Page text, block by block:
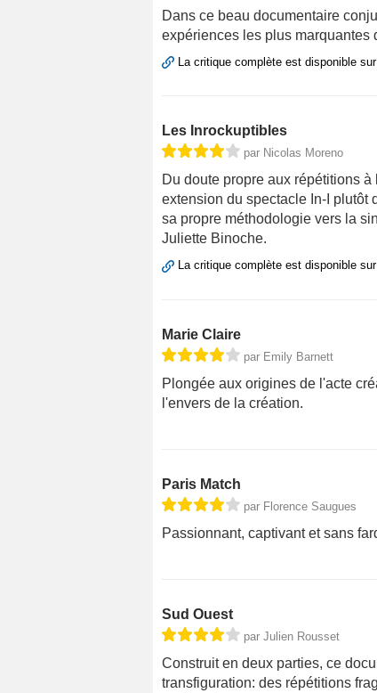
Dans ce beau documentaire
expériences les plus marquantes
La critique complète est disponible
Les Inrockuptibles
par Nicolas Moreno
Du doute propre aux répétitions
extension du spectacle In-I plutôt
sa propre méthodologie vers la
Juliette Binoche.
La critique complète est disponible
Marie Claire
par Emily Barnett
Plongée aux origines de l'acte
l'envers de la création.
Paris Match
par Florence Saugues
Passionnant, captivant et sans
Sud Ouest
par Julien Rousset
Construit en deux parties, ce
transfiguration: des répétitions